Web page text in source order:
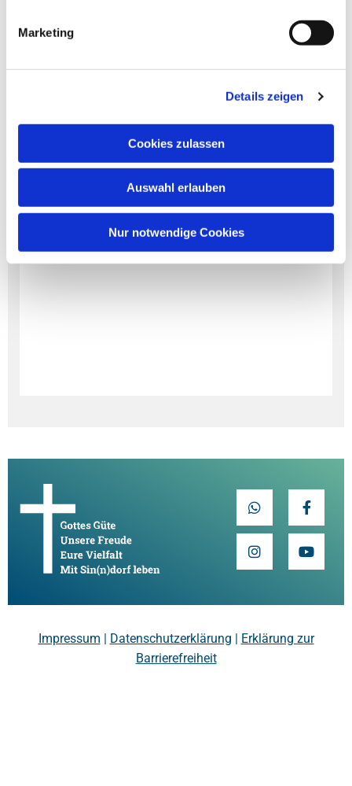
Marketing
Details zeigen
Cookies zulassen
Auswahl erlauben
Nur notwendige Cookies
Impressum Datenschutzerklärung
Erklärung zur
Barrierefreiheit